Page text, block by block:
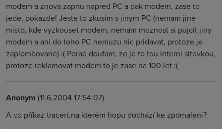
modem a znova zapnu napred PC a pak modem, zase to
jede, pokazde! Jeste to zkusim s jinym PC (nemam jine
misto, kde vyzkouset modem, nemam moznost si pujcit jiny
modem a ani do toho PC nemuzu nic pridavat, protoze je
zaplombovane) :( Porad doufam, ze je to tou interni sitovkou,
protoze reklamovat modem to je zase na 100 let :(
Anonym (11.6.2004 17:54:07)
A co příkaz tracert,na kterém hopu dochází ke zpomalení?